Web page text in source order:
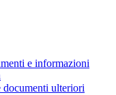
e informazioni
documenti ulteriori